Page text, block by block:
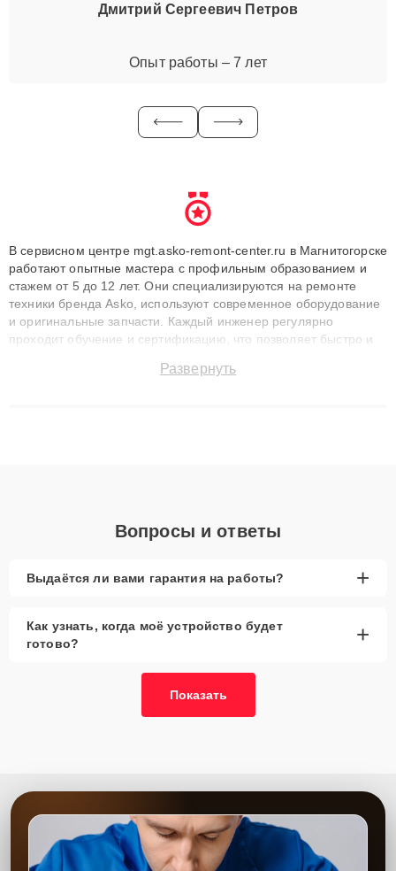
Дмитрий Сергеевич Петров
Опыт работы – 7 лет
В сервисном центре mgt.asko-remont-center.ru в Магнитогорске
работают опытные мастера с профильным образованием и
стажем от 5 до 12 лет. Они специализируются на ремонте
техники бренда Asko, используют современное оборудование
и оригинальные запчасти. Каждый инженер регулярно
проходит обучение и сертификацию, что позволяет быстро и
сохранением гарантии до 3 лет. Наши мастера решают
Развернуть
Вопросы и ответы
Выдаётся ли вами гарантия на работы? +
Как узнать, когда моё устройство будет
готово?
+
Показать